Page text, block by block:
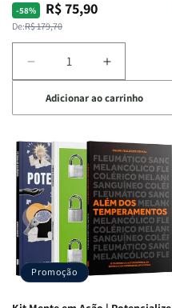
-58%
Preço
normal
De:R$ 179,70
Preço
promocional
R$ 75,90
Diminuir
a
quantidade
de
Raizes
da
Alma
|
O
Vício
Agradar
a
Todos
Aumentar
a
quantidade
de
Raizes
da
Alma
|
O
Vício
de
Agradar
Todos
Adicionar ao carrinho
Promoção